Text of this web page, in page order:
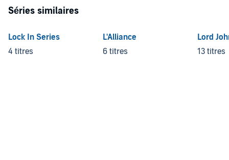
Séries similaires
Lock In Series
4 titres
L'Alliance
6 titres
Lord
13 titres